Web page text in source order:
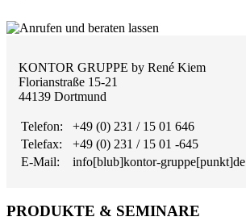
KONTOR GRUPPE by René Kiem
Florianstraße 15-21
44139 Dortmund
Telefon:
+49 (0) 231 / 15 01 646
Telefax:
+49 (0) 231 / 15 01 -645
E-Mail:
info[blub]kontor-gruppe[punkt]de
PRODUKTE & SEMINARE